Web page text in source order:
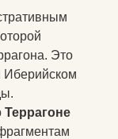
Это
Иберийском
Террагоне